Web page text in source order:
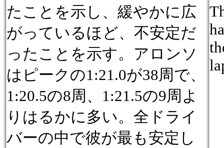
たことを示し、緩やかに広
がっているほど、不安定だ
ったことを示す。アロンソ
はピークの1:21.0が38周で、
1:20.5の8周、1:21.5の9周よ
りはるかに多い。全ドライ
バーの中で彼が最も安定し